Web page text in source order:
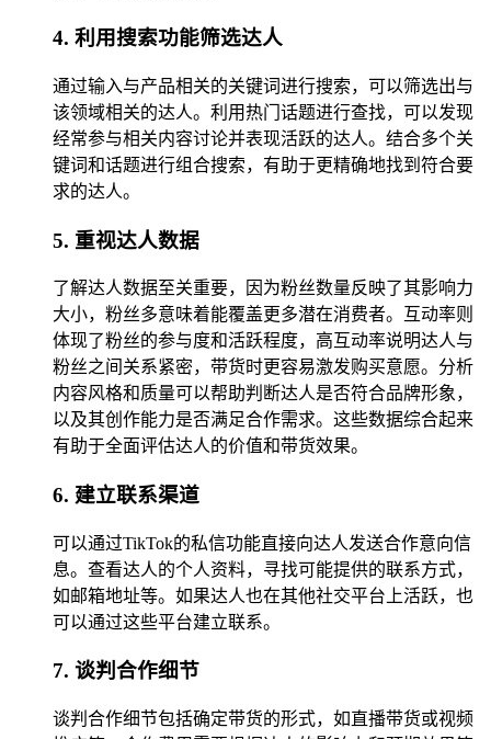
4. 利用搜索功能筛选达人
通过输入与产品相关的关键词进行搜索，可以筛选出与
该领域相关的达人。利用热门话题进行查找，可以发现
经常参与相关内容讨论并表现活跃的达人。结合多个关
键词和话题进行组合搜索，有助于更精确地找到符合要
求的达人。
5. 重视达人数据
了解达人数据至关重要，因为粉丝数量反映了其影响力
大小，粉丝多意味着能覆盖更多潜在消费者。互动率则
体现了粉丝的参与度和活跃程度，高互动率说明达人与
粉丝之间关系紧密，带货时更容易激发购买意愿。分析
内容风格和质量可以帮助判断达人是否符合品牌形象，
以及其创作能力是否满足合作需求。这些数据综合起来
有助于全面评估达人的价值和带货效果。
6. 建立联系渠道
可以通过TikTok的私信功能直接向达人发送合作意向信
息。查看达人的个人资料，寻找可能提供的联系方式，
如邮箱地址等。如果达人也在其他社交平台上活跃，也
可以通过这些平台建立联系。
7. 谈判合作细节
谈判合作细节包括确定带货的形式，如直播带货或视频